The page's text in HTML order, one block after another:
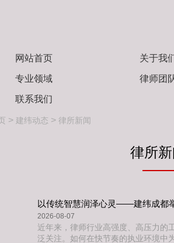
网站首页 关于我
专业领域 律师团
联系我们
> 建纬动态 > 律所新闻
律所
以传统智慧润泽心灵——建纬成都
2026-08-07
近年来，律师行业高强度、高压力的
泛关注。如何在快节奏的执业环境中